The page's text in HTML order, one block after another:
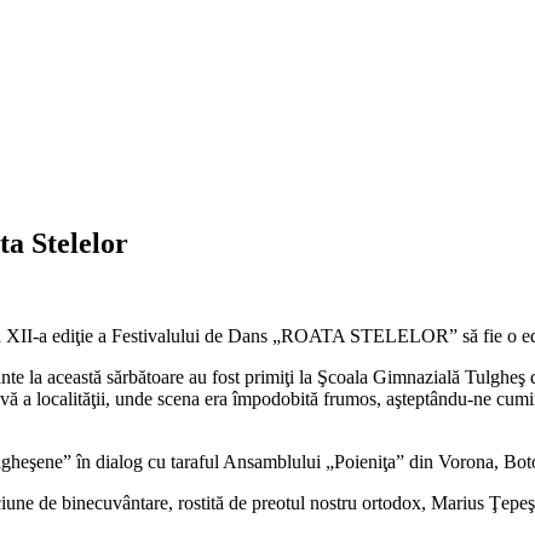
Stelelor
XII-a ediţie a Festivalului de Dans „ROATA STELELOR” să fie o
la această sărbătoare au fost primiţi la Şcoala Gimnazială
localităţii, unde scena era împodobită frumos, aşteptându-ne
în dialog cu taraful Ansamblului „Poieniţa” din Vorona,
de binecuvântare, rostită de preotul nostru ortodox, Marius